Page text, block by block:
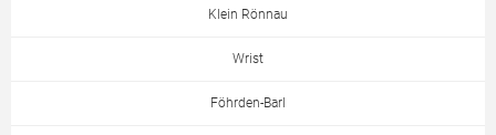
Klein Rönnau
Wrist
Föhrden-Barl